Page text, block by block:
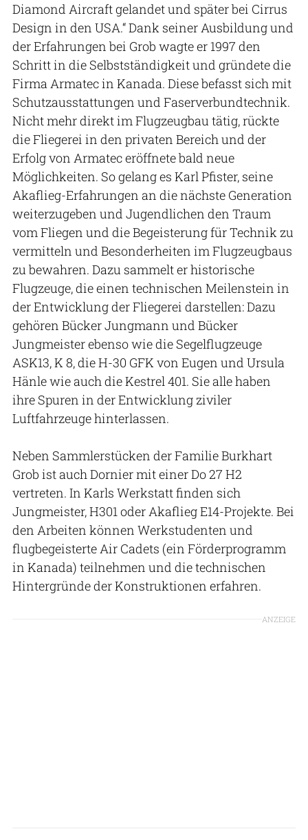
Diamond Aircraft gelandet und später bei Cirrus
Design in den USA.“ Dank seiner Ausbildung und
der Erfahrungen bei Grob wagte er 1997 den
Schritt in die Selbstständigkeit und gründete die
Firma Armatec in Kanada. Diese befasst sich mit
Schutzausstattungen und Faserverbundtechnik.
Nicht mehr direkt im Flugzeugbau tätig, rückte
die Fliegerei in den privaten Bereich und der
Erfolg von Armatec eröffnete bald neue
Möglichkeiten. So gelang es Karl Pfister, seine
Akaflieg-Erfahrungen an die nächste Generation
weiterzugeben und Jugendlichen den Traum
vom Fliegen und die Begeisterung für Technik zu
vermitteln und Besonderheiten im Flugzeugbaus
zu bewahren. Dazu sammelt er historische
Flugzeuge, die einen technischen Meilenstein in
der Entwicklung der Fliegerei darstellen: Dazu
gehören Bücker Jungmann und Bücker
Jungmeister ebenso wie die Segelflugzeuge
ASK13, K 8, die H-30 GFK von Eugen und Ursula
Hänle wie auch die Kestrel 401. Sie alle haben
ihre Spuren in der Entwicklung ziviler
Luftfahrzeuge hinterlassen.
Neben Sammlerstücken der Familie Burkhart
Grob ist auch Dornier mit einer Do 27 H2
vertreten. In Karls Werkstatt finden sich
Jungmeister, H301 oder Akaflieg E14-Projekte. Bei
den Arbeiten können Werkstudenten und
flugbegeisterte Air Cadets (ein Förderprogramm
in Kanada) teilnehmen und die technischen
Hintergründe der Konstruktionen erfahren.
ANZEIGE